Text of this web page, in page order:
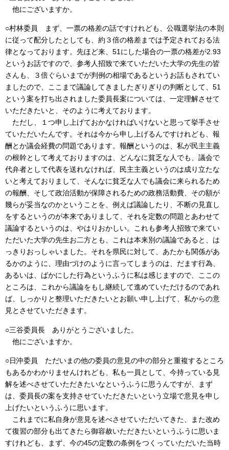
他にございますか。
○村林委員 まず、一票の格差の話ですけれども、公職選挙法の本則
に従って配分したとしても、約３倍の格差までは予定されておる法
律となっております。先ほど来、51にした場合の一票の格差が2.93
というお話ですので、参考人招致で来ていただいた大学の先生の皆
さんも、３倍ぐらいまでが判例の相場であるというお話もされてい
ましたので、ここまで議論してきましたぎりぎりの判断として、51
という案を打ち出されました委員長案については、一定理解させて
いただきたいと、そのように考えております。
ただし、１つ申し上げておかなければいけないと思って挙手させ
ていただいたんです。それは今から申し上げるんですけれども、報
酬とか議会経費の問題であります。報酬というのは、私が民主主義
の根幹として考えておりますのは、どんなに貧乏な人でも、議会で
代弁者として代表を送れなければ、民主主義というのは成り立たな
いと考えておりまして、そんなに貧乏な人でも議会に来られるため
の報酬、そして政治活動が保障されるための政務活動費、その額が
幾らが妥当なのかということを、例えば議論したり、不断の見直し
をするというのが本来でありまして、それを定数の問題とあわせて
議論するというのは、やはりおかしい。これも参考人招致で来てい
ただいた大学の先生お二方とも、これは本来別の議論であると、は
っきりおっしゃいました。それを県民に対して、あたかも関係があ
るかのように、理由づけのように言ってしまうのは、だます行為、
あるいは、ばかにした行為というふうに私は感じますので、ここの
ところは、これから議論をもし継続して進めていただけるのであれ
ば、しっかりと整理いただきたいとお願い申し上げて、私からの意
見とさせていただきます。
○三谷委員長 ありがとうございました。
他にございますか。
○日沖委員 ただいまの他の委員の意見の中の部分と重複するところ
もあるかわかりませんけれども、私も一員として、今持っている見
解を述べさせていただきたいなというふうに思うんですが、まず
は、委員長の案を支持させていただきたいという立場で意見を申し
上げたいというふうに思います。
これまでに私自身が意見を述べさせていただいてきた、また改め
て復習の部分も出てきたら御容赦いただきたいというふうに思いま
すけれども、まず、今の45の定数の条例をつくっていただいた当時